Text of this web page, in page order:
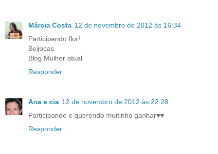
Márcia Costa 12 de novembro de 2012 às 16:34
Participando flor!
Beijocas
Blog Mulher atual
Responder
Ana e cia 12 de novembro de 2012 às 22:28
Participando e querendo muitinho ganhar♥♥
Responder